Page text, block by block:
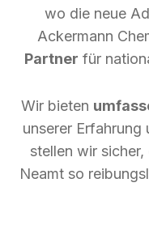
wo die neue
Ackermann
Partner für
Wir bieten
unserer Erfahrung
stellen wir
Neamt so